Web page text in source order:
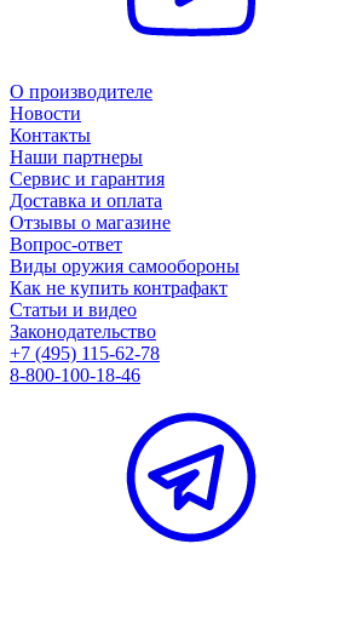
О производителе
Новости
Контакты
Наши партнеры
Сервис и гарантия
Доставка и оплата
Отзывы о магазине
Вопрос-ответ
Виды оружия самообороны
Как не купить контрафакт
Статьи и видео
Законодательство
+7 (495) 115-62-78
8-800-100-18-46